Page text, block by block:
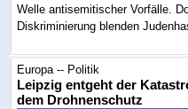
Welle antisemitischer Vorfälle.
Diskriminierung blenden
Europa -- Politik
Leipzig entgeht der
dem Drohnenschutz